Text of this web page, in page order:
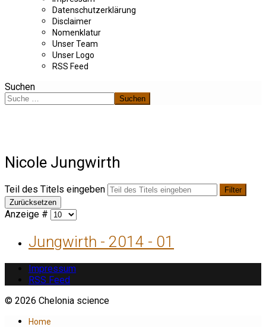
Datenschutzerklärung
Disclaimer
Nomenklatur
Unser Team
Unser Logo
RSS Feed
Suchen
Suchen
Nicole Jungwirth
Teil des Titels eingeben
Filter
Zurücksetzen
Anzeige #
Jungwirth - 2014 - 01
Impressum
RSS Feed
© 2026 Chelonia science
Home